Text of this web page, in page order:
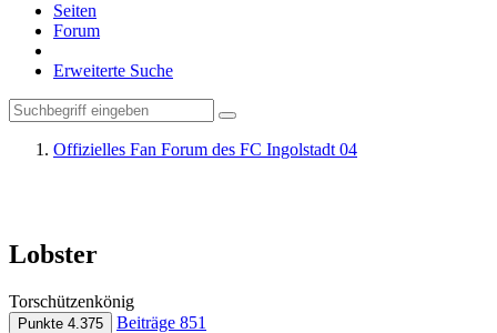
Seiten
Forum
Erweiterte Suche
Offizielles Fan Forum des FC Ingolstadt 04
Lobster
Torschützenkönig
Punkte 4.375 Beiträge 851